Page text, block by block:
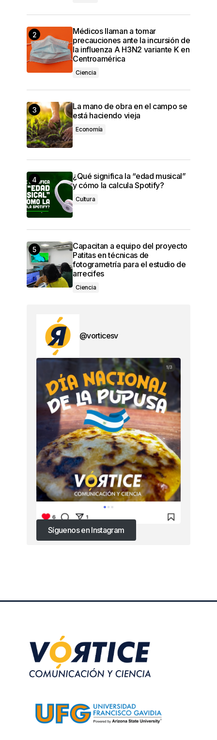
Médicos llaman a tomar
precauciones ante la incursión de
la influenza A H3N2 variante K en
Centroamérica
Ciencia
La mano de obra en el campo se
está haciendo vieja
Economía
¿Qué significa la “edad musical”
y cómo la calcula Spotify?
Cultura
Capacitan a equipo del proyecto
Patitas en técnicas de
fotogrametría para el estudio de
arrecifes
Ciencia
@vorticesv
Síguenos en Instagram